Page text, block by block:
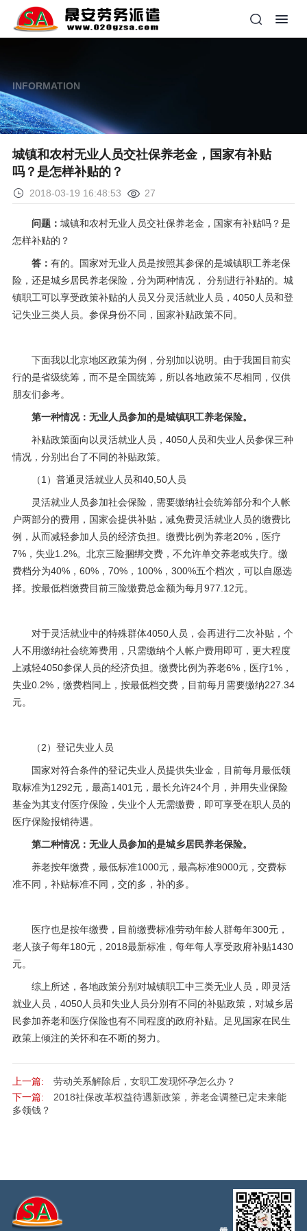
INFORMATION
城镇和农村无业人员交社保养老金，国家有补贴
吗？是怎样补贴的？
2018-03-19 16:48:53 27
问题： 城镇和农村无业人员交社保养老金，国家有补贴吗？是
怎样补贴的？
答： 有的。国家对无业人员是按照其参保的是城镇职工养老保
险，还是城乡居民养老保险，分为两种情况， 分别进行补贴的。城
镇职工可以享受政策补贴的人员又分灵活就业人员，4050人员和登
记失业三类人员。参保身份不同，国家补贴政策不同。
下面我以北京地区政策为例，分别加以说明。由于我国目前实
行的是省级统筹，而不是全国统筹，所以各地政策不尽相同，仅供
朋友们参考。
第一种情况：无业人员参加的是城镇职工养老保险。
补贴政策面向以灵活就业人员，4050人员和失业人员参保三种
情况，分别出台了不同的补贴政策。
（1）普通灵活就业人员和40,50人员
灵活就业人员参加社会保险，需要缴纳社会统筹部分和个人帐
户两部分的费用，国家会提供补贴，减免费灵活就业人员的缴费比
例，从而减轻参加人员的经济负担。缴费比例为养老20%，医疗
7%，失业1.2%。北京三险捆绑交费，不允许单交养老或失疗。缴
费档分为40%，60%，70%，100%，300%五个档次，可以自愿选
择。按最低档缴费目前三险缴费总金额为每月977.12元。
对于灵活就业中的特殊群体4050人员，会再进行二次补贴，个
人不用缴纳社会统筹费用，只需缴纳个人帐户费用即可，更大程度
上减轻4050参保人员的经济负担。缴费比例为养老6%，医疗1%，
失业0.2%，缴费档同上，按最低档交费，目前每月需要缴纳227.34
元。
（2）登记失业人员
国家对符合条件的登记失业人员提供失业金，目前每月最低领
取标准为1292元，最高1401元，最长允许24个月，并用失业保险
基金为其支付医疗保险，失业个人无需缴费，即可享受在职人员的
医疗保险报销待遇。
第二种情况：无业人员参加的是城乡居民养老保险。
养老按年缴费，最低标准1000元，最高标准9000元，交费标
准不同，补贴标准不同，交的多，补的多。
医疗也是按年缴费，目前缴费标准劳动年龄人群每年300元，
老人孩子每年180元，2018最新标准，每年每人享受政府补贴1430
元。
综上所述，各地政策分别对城镇职工中三类无业人员，即灵活
就业人员，4050人员和失业人员分别有不同的补贴政策，对城乡居
民参加养老和医疗保险也有不同程度的政府补贴。足见国家在民生
政策上倾注的关怀和在不断的努力。
上一篇:
劳动关系解除后，女职工发现怀孕怎么办？
下一篇:
2018社保改革权益待遇新政策，养老金调整已定未来能
多领钱？